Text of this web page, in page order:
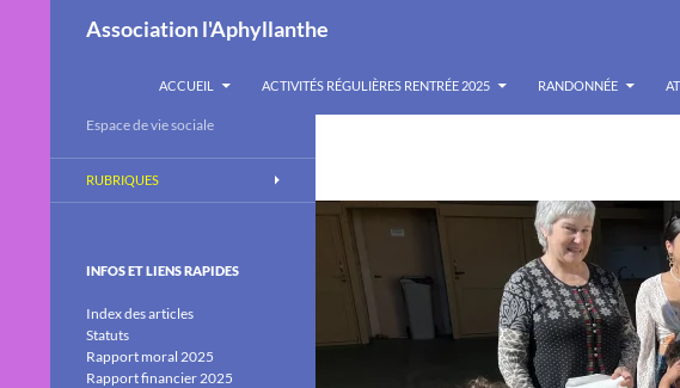
Association l'Aphyllanthe
ACCUEIL
ACTIVITÉS RÉGULIÈRES RENTRÉE 2025 RANDONNÉE
Espace de vie sociale
RUBRIQUES
INFOS ET LIENS RAPIDES
Index des articles
Statuts
Rapport moral 2025
Rapport financier 2025